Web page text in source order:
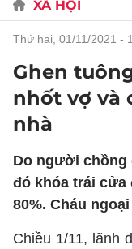
XÃ HỘI
thứ hai, 01/11/2021 -
Ghen
nhốt vợ và
nhà
Do người chồng
đó khóa trái cửa
80%. Cháu
Chiều 1/11, lãnh